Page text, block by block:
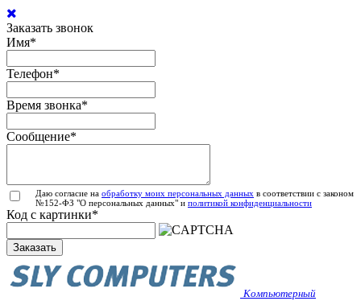
Заказать звонок
Имя*
Телефон*
Время звонка*
Сообщение*
Даю согласие на обработку моих персональных данных в соответствии с законом
№152-ФЗ "О персональных данных" и политикой конфиденциальности
Код с картинки*
Заказать
Компьютерный